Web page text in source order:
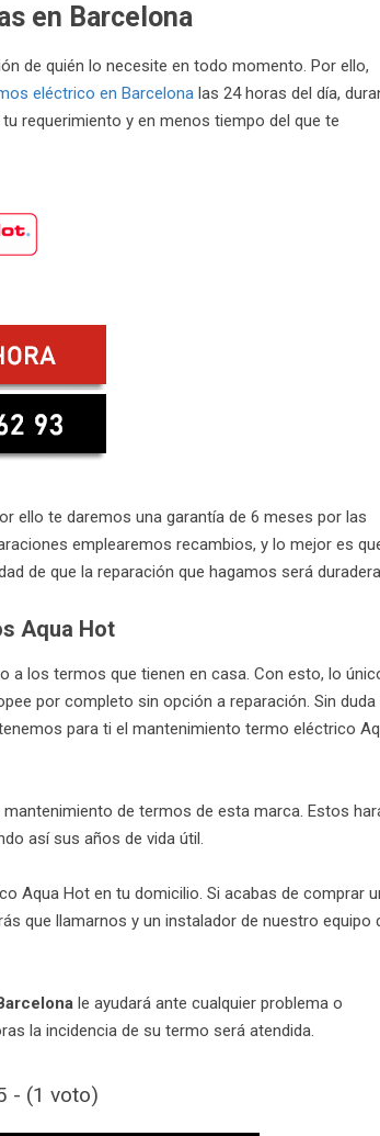
en Barcelona
de quién lo necesite en todo momento. Por ello,
eléctrico en Barcelona las 24 horas del día,
requerimiento y en menos tiempo del que te
ello te daremos una garantía de 6 meses por las
emplearemos recambios, y lo mejor es
de que la reparación que hagamos será
Aqua Hot
a los termos que tienen en casa. Con esto, lo
por completo sin opción a reparación. Sin duda
para ti el mantenimiento termo eléctrico
de termos de esta marca. Estos
así sus años de vida útil.
Aqua Hot en tu domicilio. Si acabas de comprar
que llamarnos y un instalador de nuestro equipo
le ayudará ante cualquier problema o
la incidencia de su termo será atendida.
- (1 voto)